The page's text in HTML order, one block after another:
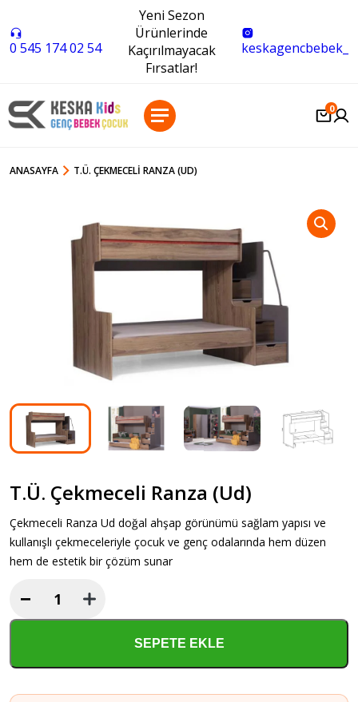
0 545 174 02 54
Yeni Sezon
Ürünlerinde
Kaçırılmayacak
Fırsatlar!
keskagencbebek_
0
ANASAYFA T.Ü. ÇEKMECELI RANZA (UD)
T.Ü. Çekmeceli Ranza (Ud)
Çekmeceli Ranza Ud doğal ahşap görünümü sağlam yapısı ve
kullanışlı çekmeceleriyle çocuk ve genç odalarında hem düzen
hem de estetik bir çözüm sunar
T.Ü.
Çekmeceli
(Ud)
−
SEPETE EKLE